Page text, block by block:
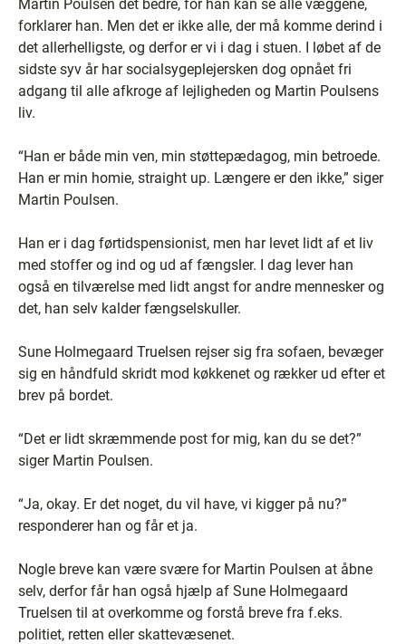
Martin Poulsen det bedre, for han kan se alle væggene,
forklarer han. Men det er ikke alle, der må komme derind i
det allerhelligste, og derfor er vi i dag i stuen. I løbet af de
sidste syv år har socialsygeplejersken dog opnået fri
adgang til alle afkroge af lejligheden og Martin Poulsens
liv.
“Han er både min ven, min støttepædagog, min betroede.
Han er min homie, straight up. Længere er den ikke,” siger
Martin Poulsen.
Han er i dag førtidspensionist, men har levet lidt af et liv
med stoffer og ind og ud af fængsler. I dag lever han
også en tilværelse med lidt angst for andre mennesker og
det, han selv kalder fængselskuller.
Sune Holmegaard Truelsen rejser sig fra sofaen, bevæger
sig en håndfuld skridt mod køkkenet og rækker ud efter et
brev på bordet.
“Det er lidt skræmmende post for mig, kan du se det?”
siger Martin Poulsen.
“Ja, okay. Er det noget, du vil have, vi kigger på nu?”
responderer han og får et ja.
Nogle breve kan være svære for Martin Poulsen at åbne
selv, derfor får han også hjælp af Sune Holmegaard
Truelsen til at overkomme og forstå breve fra f.eks.
politiet, retten eller skattevæsenet.